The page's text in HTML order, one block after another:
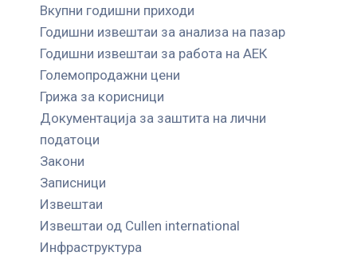
Вкупни годишни приходи
Годишни извештаи за анализа на пазар
Годишни извештаи за работа на АЕК
Големопродажни цени
Грижа за корисници
Документација за заштита на лични
податоци
Закони
Записници
Извештаи
Извештаи од Cullen international
Инфраструктура